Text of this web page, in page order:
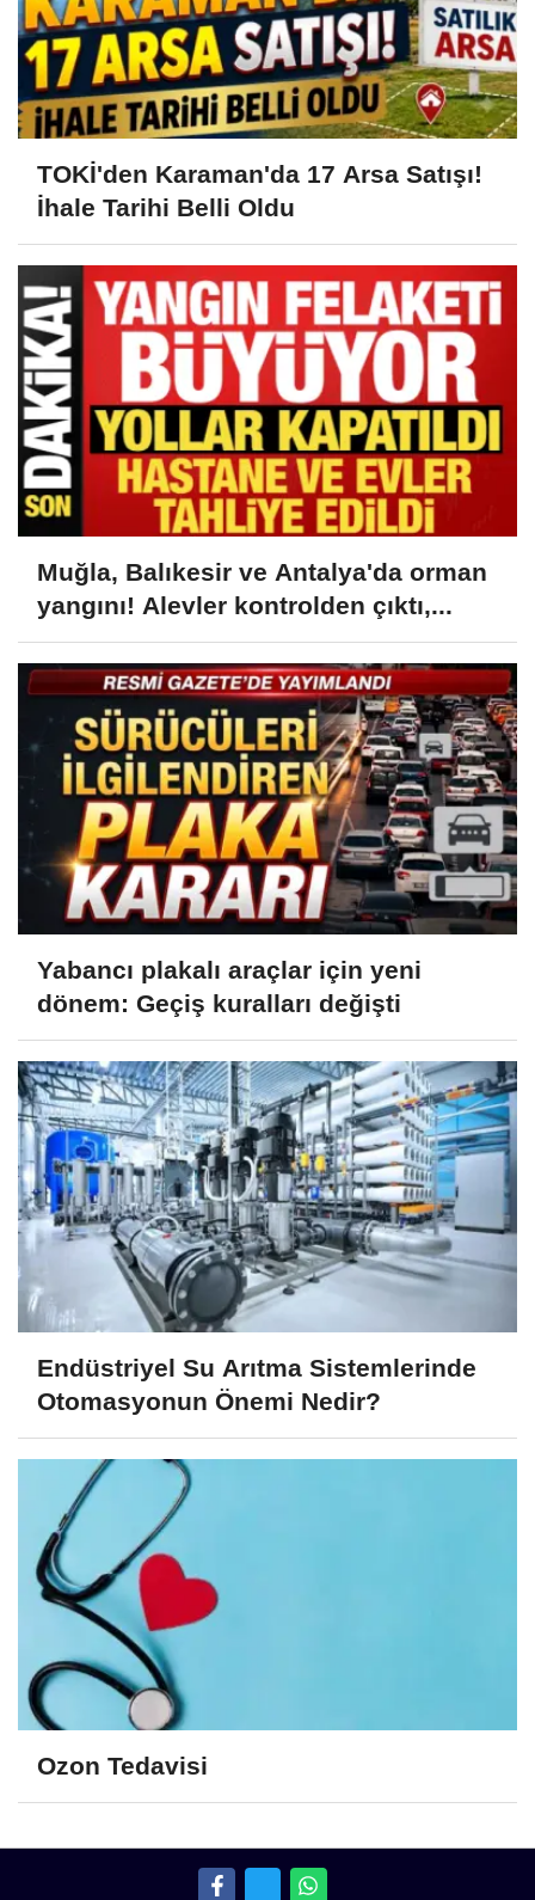
TOKİ'den Karaman'da 17 Arsa Satışı!
İhale Tarihi Belli Oldu
Muğla, Balıkesir ve Antalya'da orman
yangını! Alevler kontrolden çıktı,...
Yabancı plakalı araçlar için yeni
dönem: Geçiş kuralları değişti
Endüstriyel Su Arıtma Sistemlerinde
Otomasyonun Önemi Nedir?
Ozon Tedavisi